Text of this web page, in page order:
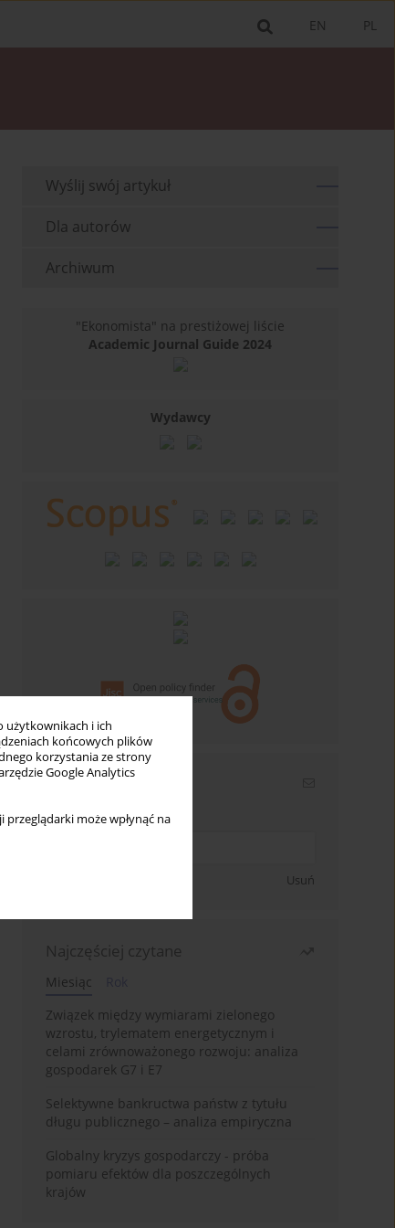
użytkownikach i ich
końcowych plików
korzystania ze strony
Google Analytics
może wpłynąć na
PL
EN
Wyślij swój artykuł
Dla autorów
Archiwum
"Ekonomista" na prestiżowej liście
Academic Journal Guide 2024
Wydawcy
Newsletter
Wpisz swój adres email
Usuń
Najczęściej czytane
Miesiąc
Związek między wymiarami zielonego
wzrostu, trylematem energetycznym i
celami zrównoważonego rozwoju: analiza
gospodarek G7 i E7
Selektywne bankructwa państw z tytułu
długu publicznego – analiza empiryczna
Globalny kryzys gospodarczy - próba
pomiaru efektów dla poszczególnych
krajów